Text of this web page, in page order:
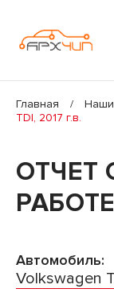
Главная /
TDI, 2017 г.в.
ОТЧЕТ
РАБОТЕ
Автомобиль:
Volkswagen